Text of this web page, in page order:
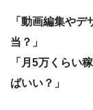
「動画編集や
当？」
「月5万くらい
ばいい？」